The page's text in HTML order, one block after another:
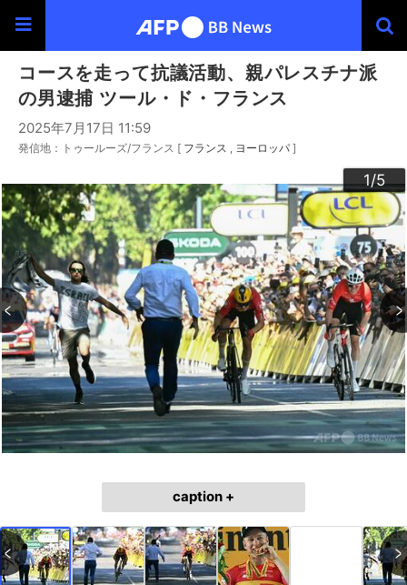
コースを走って抗議活動、親パレスチナ派
の男逮捕 ツール・ド・フランス
2025年7月17日 11:59
発信地：トゥールーズ/フランス [ フランス ヨーロッパ ]
1/5
2/5
3/5
4/5
5/5
caption +